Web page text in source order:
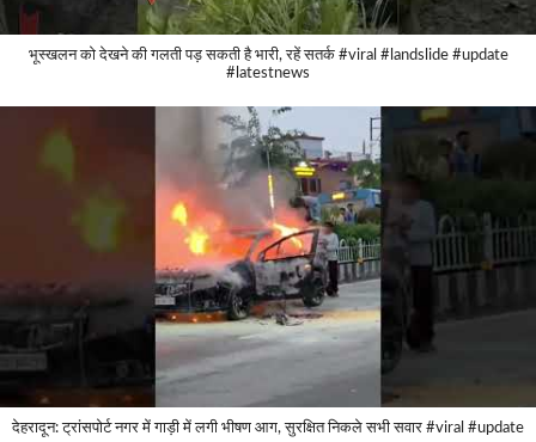
भूस्खलन को देखने की गलती पड़ सकती है भारी, रहें सतर्क #viral #landslide #update
#latestnews
देहरादून: ट्रांसपोर्ट नगर में गाड़ी में लगी भीषण आग, सुरक्षित निकले सभी सवार #viral #update